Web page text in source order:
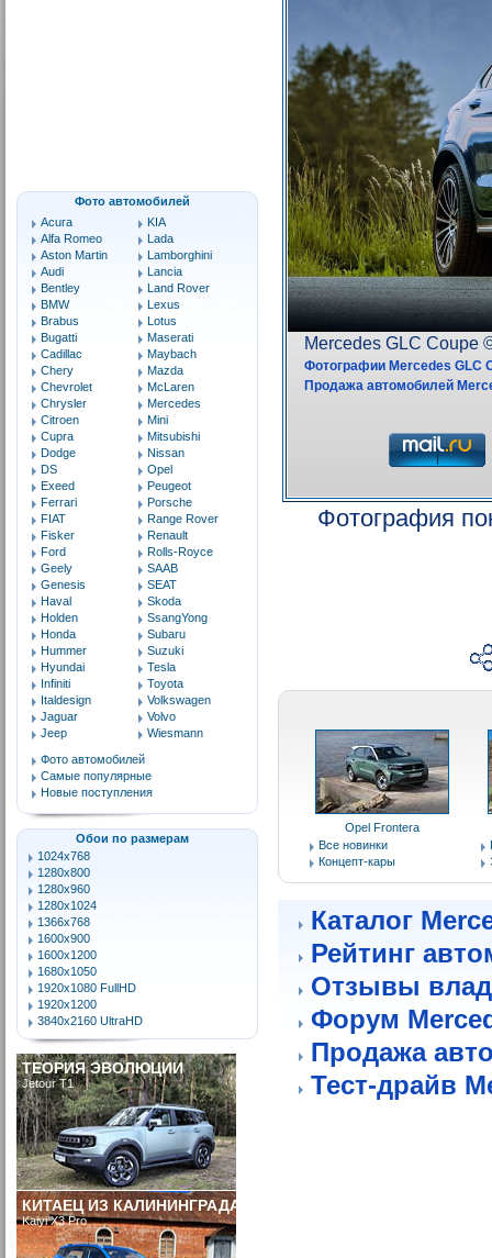
Фото автомобилей
Acura
Alfa Romeo
Aston Martin
Audi
Bentley
BMW
Brabus
Bugatti
Cadillac
Chery
Chevrolet
Chrysler
Citroen
Cupra
Dodge
DS
Exeed
Ferrari
FIAT
Fisker
Ford
Geely
Genesis
Haval
Holden
Honda
Hummer
Hyundai
Infiniti
Italdesign
Jaguar
Jeep
KIA
Lada
Lamborghini
Lancia
Land Rover
Lexus
Lotus
Maserati
Maybach
Mazda
McLaren
Mercedes
Mini
Mitsubishi
Nissan
Opel
Peugeot
Porsche
Range Rover
Renault
Rolls-Royce
SAAB
SEAT
Skoda
SsangYong
Subaru
Suzuki
Tesla
Toyota
Volkswagen
Volvo
Wiesmann
Фото автомобилей
Самые популярные
Новые поступления
Обои по размерам
1024x768
1280x800
1280x960
1280x1024
1366x768
1600x900
1600x1200
1680x1050
1920x1080 FullHD
1920x1200
3840x2160 UltraHD
ТЕОРИЯ ЭВОЛЮЦИИ
Jetour T1
КИТАЕЦ ИЗ КАЛИНИНГРАДА
Kaiyi X3 Pro
Фотография
Opel Frontera
Все новинки
Концепт-кары
Каталог
Рейтинг
Отзывы
Форум
Продажа
Тест-драйв